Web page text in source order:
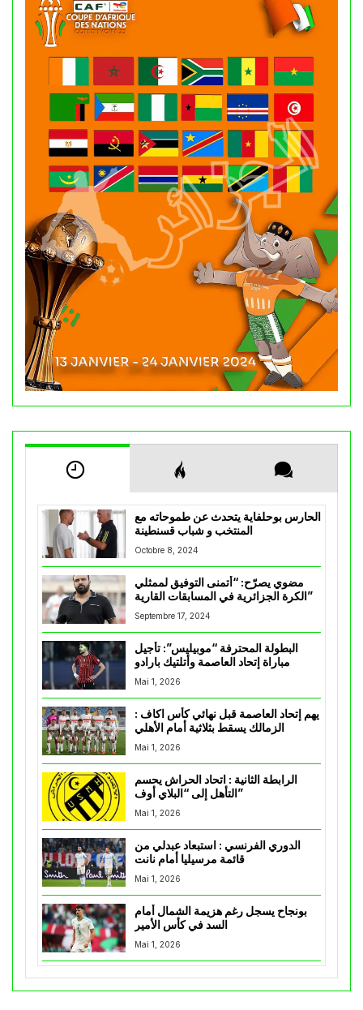
الحارس بوحلفاية يتحدث عن طموحاته مع
المنتخب و شباب قسنطينة
Octobre 8, 2024
مضوي يصرّح: “أتمنى التوفيق لممثلي
الكرة الجزائرية في المسابقات القارية”
Septembre 17, 2024
البطولة المحترفة “موبيليس”: تأجيل
مباراة إتحاد العاصمة وأتلتيك بارادو
Mai 1, 2026
يهم إتحاد العاصمة قبل نهائي كأس اكاف :
Mai 1, 2026
الرابطة الثانية : اتحاد الحراش يحسم
التأهل إلى “البلاي أوف”
Mai 1, 2026
الدوري الفرنسي : استبعاد عبدلي من
قائمة مرسيليا أمام نانت
Mai 1, 2026
بونجاح يسجل رغم هزيمة الشمال أمام
السد في كأس الأمير
Mai 1, 2026